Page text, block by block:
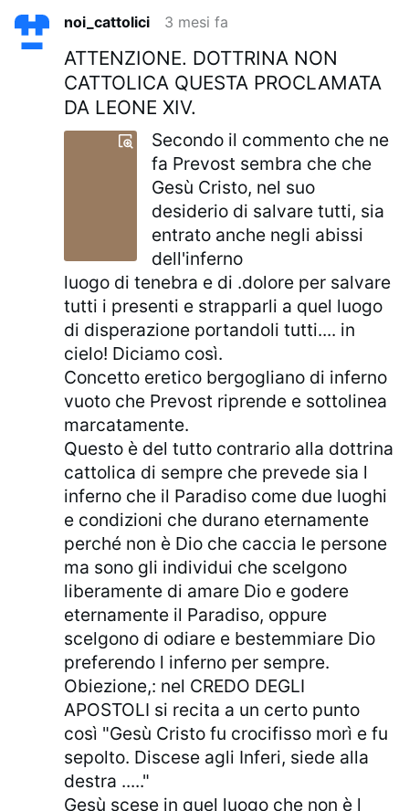
noi_cattolici 3 mesi fa
ATTENZIONE. DOTTRINA NON
CATTOLICA QUESTA PROCLAMATA
DA LEONE XIV.
Secondo il commento che ne
fa Prevost sembra che che
Gesù Cristo, nel suo
desiderio di salvare tutti, sia
entrato anche negli abissi
dell'inferno
luogo di tenebra e di .dolore per salvare
tutti i presenti e strapparli a quel luogo
di disperazione portandoli tutti.... in
cielo! Diciamo così.
Concetto eretico bergogliano di inferno
vuoto che Prevost riprende e sottolinea
marcatamente.
Questo è del tutto contrario alla dottrina
cattolica di sempre che prevede sia l
inferno che il Paradiso come due luoghi
e condizioni che durano eternamente
perché non è Dio che caccia le persone
ma sono gli individui che scelgono
liberamente di amare Dio e godere
eternamente il Paradiso, oppure
scelgono di odiare e bestemmiare Dio
preferendo l inferno per sempre.
Obiezione,: nel CREDO DEGLI
APOSTOLI si recita a un certo punto
così "Gesù Cristo fu crocifisso morì e fu
sepolto. Discese agli Inferi, siede alla
destra ....."
Gesù scese in quel luogo che non è l